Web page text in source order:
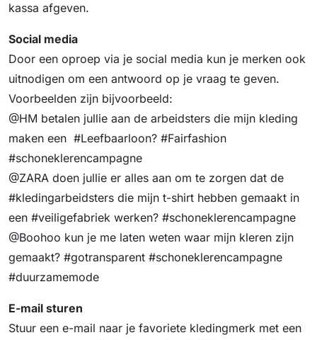
kassa afgeven.
Social media
Door een oproep via je social media kun je merken ook
uitnodigen om een antwoord op je vraag te geven.
Voorbeelden zijn bijvoorbeeld:
@HM betalen jullie aan de arbeidsters die mijn kleding
maken een #Leefbaarloon? #Fairfashion
#schoneklerencampagne
@ZARA doen jullie er alles aan om te zorgen dat de
#kledingarbeidsters die mijn t-shirt hebben gemaakt in
een #veiligefabriek werken? #schoneklerencampagne
@Boohoo kun je me laten weten waar mijn kleren zijn
gemaakt? #gotransparent #schoneklerencampagne
#duurzamemode
E-mail sturen
Stuur een e-mail naar je favoriete kledingmerk met een